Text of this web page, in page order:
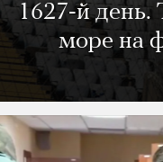
1627-й день.
море на